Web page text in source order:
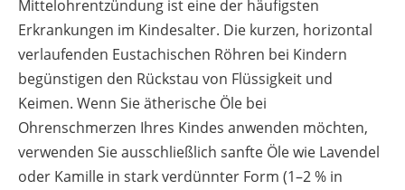
Mittelohrentzündung ist eine der häufigsten
Erkrankungen im Kindesalter. Die kurzen, horizontal
verlaufenden Eustachischen Röhren bei Kindern
begünstigen den Rückstau von Flüssigkeit und
Keimen. Wenn Sie ätherische Öle bei
Ohrenschmerzen Ihres Kindes anwenden möchten,
verwenden Sie ausschließlich sanfte Öle wie Lavendel
oder Kamille in stark verdünnter Form (1–2 % in